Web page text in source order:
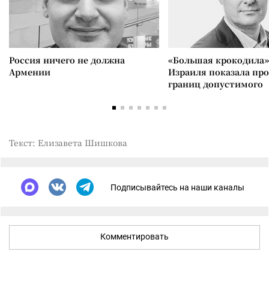
Россия ничего не должна
Армении
«Большая
Израиля показала
границ допустимого
Текст: Елизавета Шишкова
Подписывайтесь на наши каналы
Комментировать